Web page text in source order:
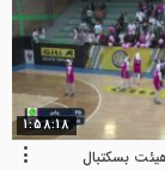
1:58:18
بسکتبال